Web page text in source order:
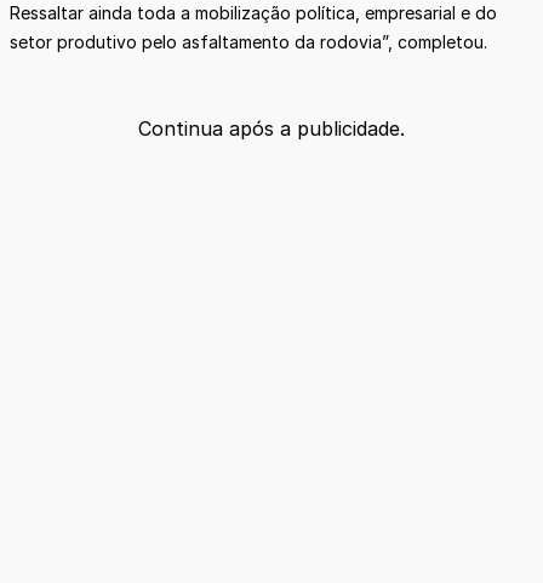
Ressaltar ainda toda a mobilização política, empresarial e do
setor produtivo pelo asfaltamento da rodovia”, completou.
Continua após a publicidade.